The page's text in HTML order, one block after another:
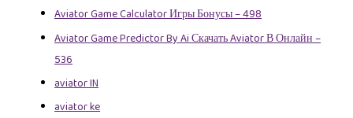
Aviator Game Calculator Игры Бонусы – 498
Aviator Game Predictor By Ai Скачать Aviator В Онлайн –
536
aviator IN
aviator ke